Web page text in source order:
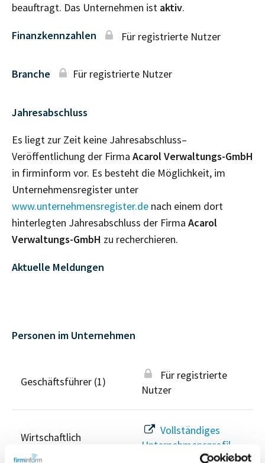
beauftragt. Das Unternehmen ist aktiv.
Finanzkennzahlen Für registrierte Nutzer
Branche Für registrierte Nutzer
Jahresabschluss
Es liegt zur Zeit keine Jahresabschluss–
Veröffentlichung der Firma Acarol Verwaltungs-GmbH
in firminform vor. Es besteht die Möglichkeit, im
Unternehmensregister unter
www.unternehmensregister.de nach einem dort
hinterlegten Jahresabschluss der Firma Acarol
Verwaltungs-GmbH zu recherchieren.
Aktuelle Meldungen
Personen im Unternehmen
Geschäftsführer (1)
Für registrierte
Nutzer
Wirtschaftlich
Berechtigter
Vollständiges
Unternehmensprofil